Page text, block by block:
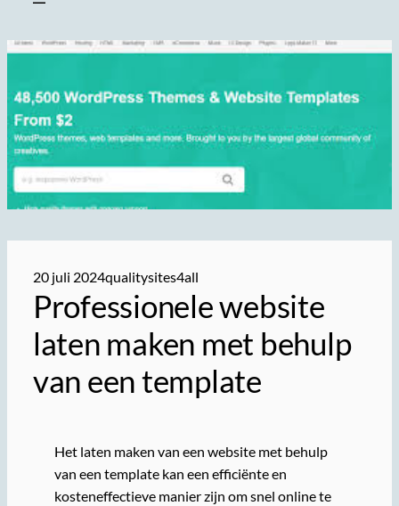
20 juli 2024qualitysites4all
Professionele website
laten maken met behulp
van een template
Het laten maken van een website met behulp
van een template kan een efficiënte en
kosteneffectieve manier zijn om snel online te